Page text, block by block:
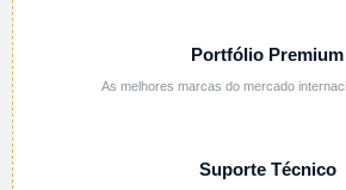
Portfólio Premium
As melhores marcas do mercado
Suporte Técnico